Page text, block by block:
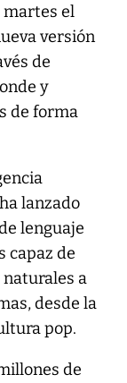
martes el
versión
de
y
de forma
lanzado
lenguaje
capaz de
a
desde la
pop.
de